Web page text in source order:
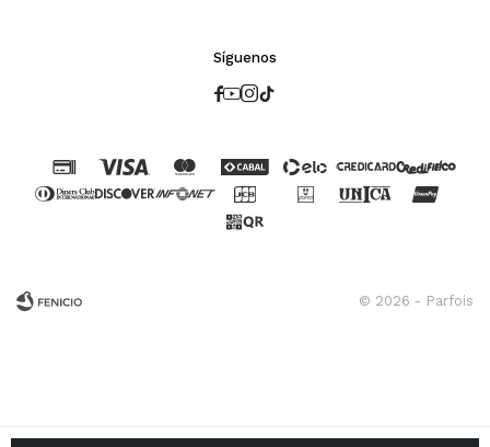
Síguenos

© 2026 - Parfois